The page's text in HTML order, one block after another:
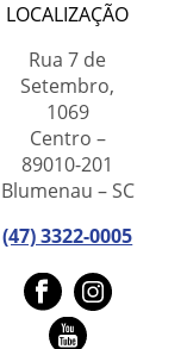
LOCALIZAÇÃO
Rua 7 de
Setembro,
1069
Centro –
89010-201
Blumenau – SC
(47) 3322-0005